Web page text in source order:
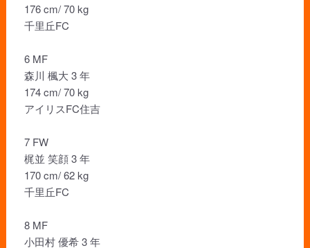
176 cm/ 70 kg
千里丘FC
6 MF
森川 楓大 3 年
174 cm/ 70 kg
アイリスFC住吉
7 FW
梶並 笑顔 3 年
170 cm/ 62 kg
千里丘FC
8 MF
小田村 優希 3 年